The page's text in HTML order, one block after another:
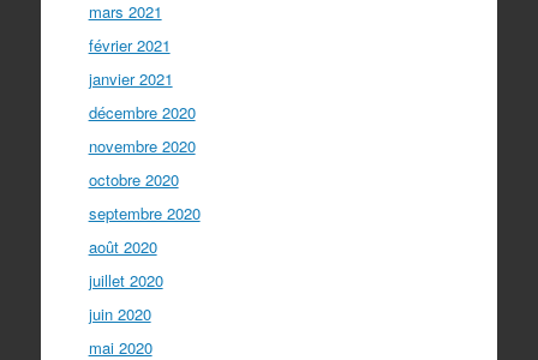
mars 2021
février 2021
janvier 2021
décembre 2020
novembre 2020
octobre 2020
septembre 2020
août 2020
juillet 2020
juin 2020
mai 2020